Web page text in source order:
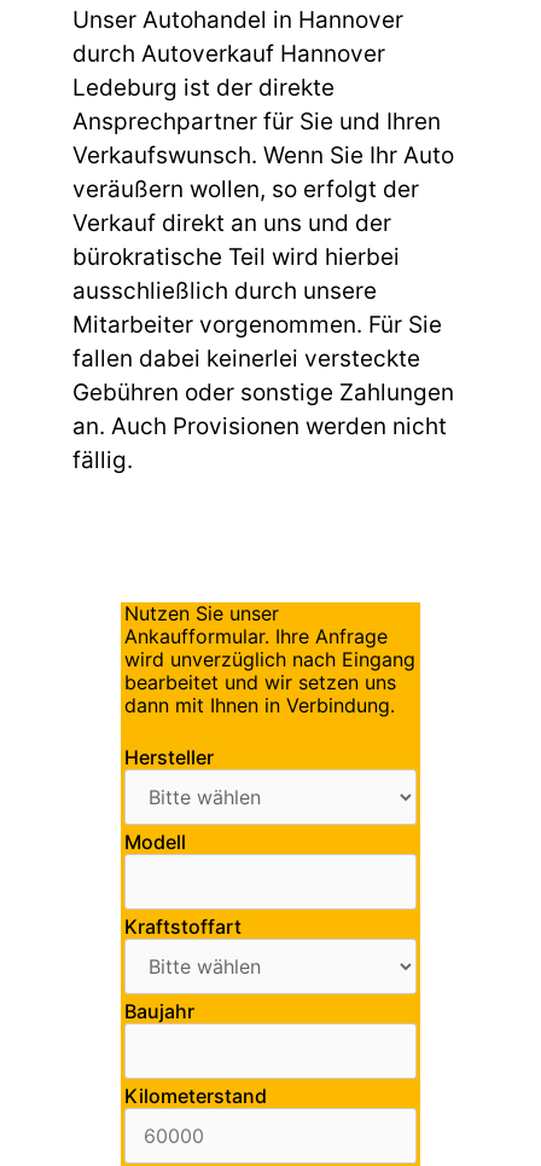
Unser Autohandel in Hannover
durch Autoverkauf Hannover
Ledeburg ist der direkte
Ansprechpartner für Sie und Ihren
Verkaufswunsch. Wenn Sie Ihr Auto
veräußern wollen, so erfolgt der
Verkauf direkt an uns und der
bürokratische Teil wird hierbei
ausschließlich durch unsere
Mitarbeiter vorgenommen. Für Sie
fallen dabei keinerlei versteckte
Gebühren oder sonstige Zahlungen
an. Auch Provisionen werden nicht
fällig.
Nutzen Sie unser
Ankaufformular. Ihre Anfrage
wird unverzüglich nach Eingang
bearbeitet und wir setzen uns
dann mit Ihnen in Verbindung.
Hersteller
Modell
Kraftstoffart
Baujahr
Kilometerstand